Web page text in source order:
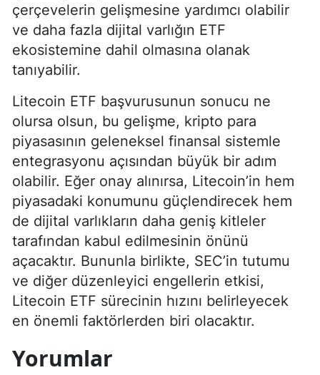
çerçevelerin gelişmesine yardımcı olabilir
ve daha fazla dijital varlığın ETF
ekosistemine dahil olmasına olanak
tanıyabilir.
Litecoin ETF başvurusunun sonucu ne
olursa olsun, bu gelişme, kripto para
piyasasının geleneksel finansal sistemle
entegrasyonu açısından büyük bir adım
olabilir. Eğer onay alınırsa, Litecoin’in hem
piyasadaki konumunu güçlendirecek hem
de dijital varlıkların daha geniş kitleler
tarafından kabul edilmesinin önünü
açacaktır. Bununla birlikte, SEC’in tutumu
ve diğer düzenleyici engellerin etkisi,
Litecoin ETF sürecinin hızını belirleyecek
en önemli faktörlerden biri olacaktır.
Yorumlar